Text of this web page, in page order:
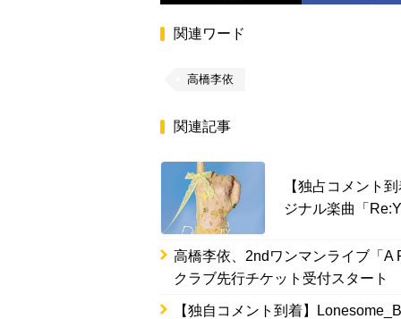
関連ワード
高橋李依
関連記事
【独占コメント
ジナル楽曲「
高橋李依、2ndワンマンライブ「
クラブ先行チケット受付スタート
【独自コメント到着】